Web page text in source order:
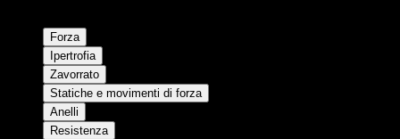
Forza
Ipertrofia
Zavorrato
Statiche e movimenti di forza
Anelli
Resistenza